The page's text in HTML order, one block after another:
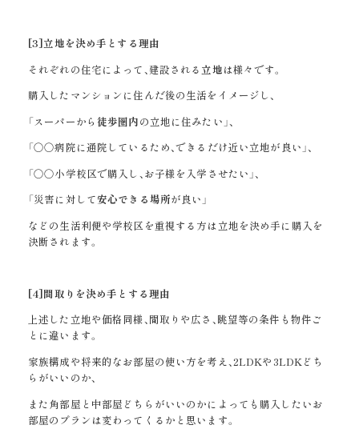
[3]立地を決め手とする理由
それぞれの住宅によって、建設される 立地は様々です。
購入したマンションに住んだ後の生活をイメージし、
「スーパーから 徒歩圏内の立地に住みたい」、
「○○病院に通院しているため、できるだけ近い立地が良い」、
「○○小学校区で購入し、お子様を入学させたい」、
「災害に対して安心できる場所が良い」
などの生活利便や学校区を重視する方は立地を決め手に購入を
決断されます。
[4]間取りを決め手とする理由
上述した立地や価格同様、間取りや広さ、眺望等の条件も物件ご
とに違います。
家族構成や将来的なお部屋の使い方を考え、2LDKや3LDKどち
らがいいのか、
また角部屋と中部屋どちらがいいのかによっても購入したいお
部屋のプランは変わってくるかと思います。